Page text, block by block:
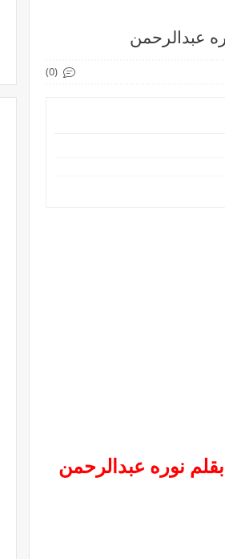
عبدالرحمن
(0)
بقلم نوره عبدالرحمن